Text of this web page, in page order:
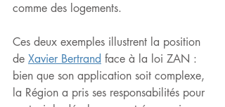
comme des logements.
Ces deux exemples illustrent la position
de Xavier Bertrand face à la loi ZAN :
bien que son application soit complexe,
la Région a pris ses responsabilités pour